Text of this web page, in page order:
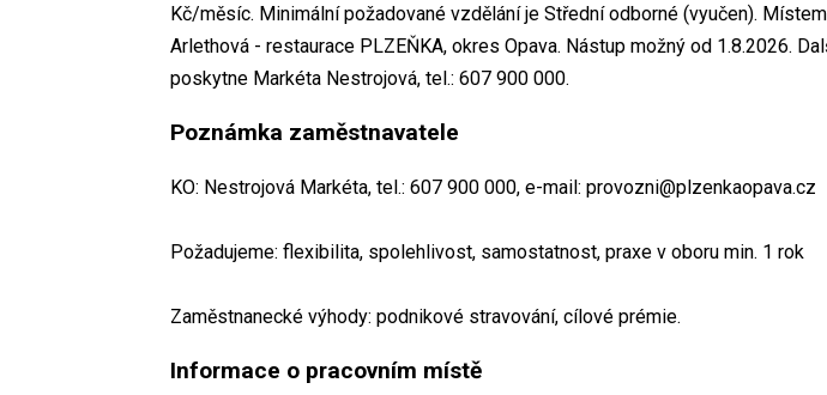
Kč/měsíc. Minimální požadované vzdělání je Střední odborné (vyučen).
Arlethová - restaurace PLZEŇKA, okres Opava. Nástup možný od 1.8.2026.
poskytne Markéta Nestrojová, tel.: 607 900 000.
Poznámka zaměstnavatele
KO: Nestrojová Markéta, tel.: 607 900 000, e-mail: provozni@plzenkaopava.cz
Požadujeme: flexibilita, spolehlivost, samostatnost, praxe v oboru min. 1 rok
Zaměstnanecké výhody: podnikové stravování, cílové prémie.
Informace o pracovním místě